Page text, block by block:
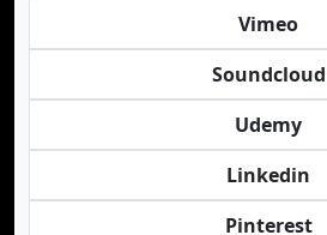
Vimeo
Soundcloud
Udemy
Linkedin
Pinterest